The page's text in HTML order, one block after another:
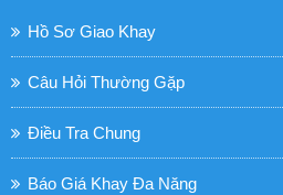
Hồ Sơ Giao Khay
Câu Hỏi Thường Gặp
Điều Tra Chung
Báo Giá Khay Đa Năng